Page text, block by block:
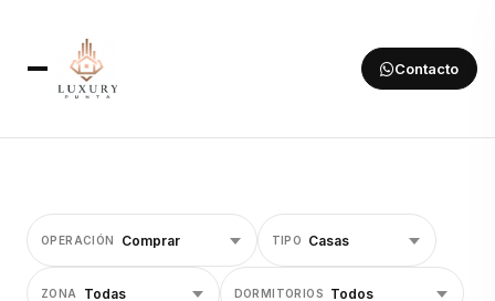
Contacto
OPERACIÓN TIPO
ZONA DORMITORIOS